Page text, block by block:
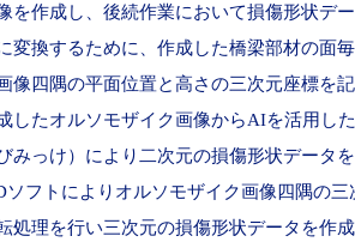
を作成し、後続作業において損傷形状デー
変換するために、作成した橋梁部材の面毎
像四隅の平面位置と高さの三次元座標を記
したオルソモザイク画像からAIを活用した
みっけ）により二次元の損傷形状データを
フトによりオルソモザイク画像四隅の三
処理を行い三次元の損傷形状データを作成